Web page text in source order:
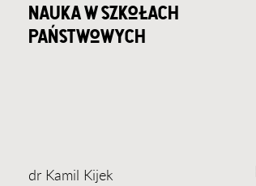
nauka w szkołach
państwowych
dr Kamil Kijek